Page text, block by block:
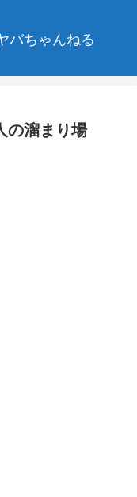
バちゃんねる
の溜まり場